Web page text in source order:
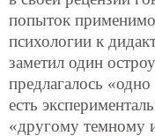
попыток
психологии к
заметил один
предлагалось
есть
«другому темному